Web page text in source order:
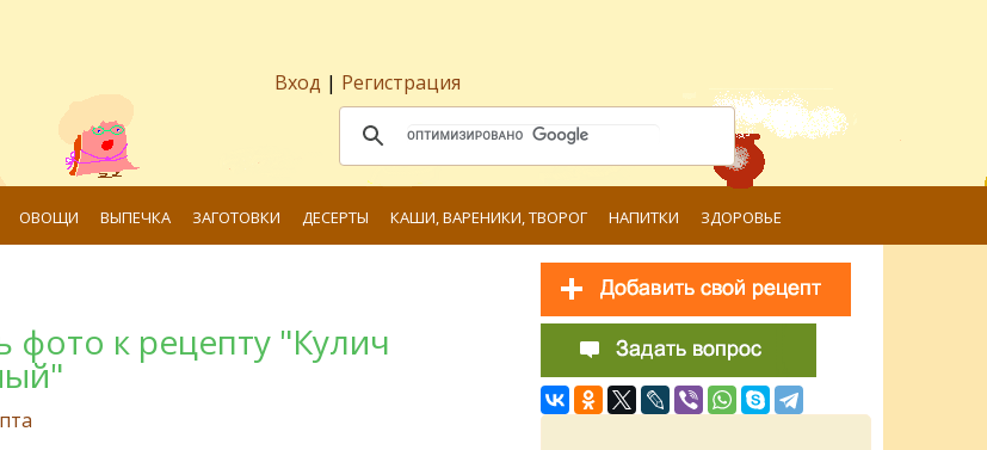
Вход | Регистрация
ОВОЩИ ВЫПЕЧКА ЗАГОТОВКИ ДЕСЕРТЫ КАШИ, ВАРЕНИКИ, ТВОРОГ НАПИТКИ ЗДОРОВЬЕ
фото к рецепту "Кулич